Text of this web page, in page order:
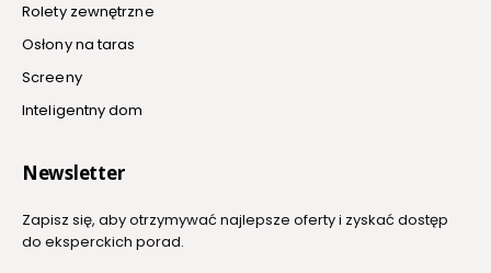
Rolety zewnętrzne
Osłony na taras
Screeny
Inteligentny dom
Newsletter
Zapisz się, aby otrzymywać najlepsze oferty i zyskać dostęp
do eksperckich porad.